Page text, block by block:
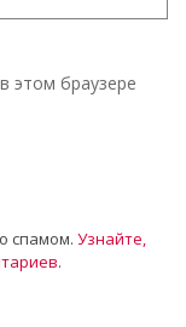
этом браузере
спамом. Узнайте,
.